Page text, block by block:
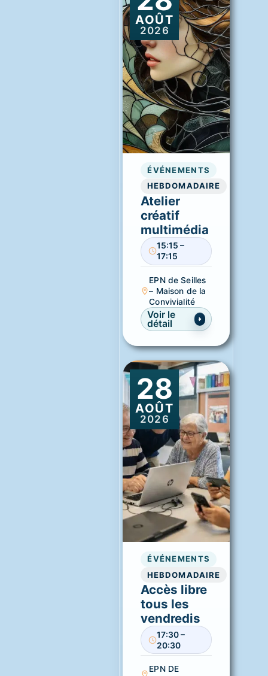
AOÛT
2026
ÉVÉNEMENTS
HEBDOMADAIRE
Atelier
créatif
multimédia
15:15 –
17:15
EPN de Seilles
– Maison de la
Convivialité
Voir le
détail
28
AOÛT
2026
ÉVÉNEMENTS
HEBDOMADAIRE
Accès libre
tous les
vendredis
17:30 –
20:30
EPN DE